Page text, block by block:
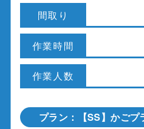
間取り
作業時間
作業人数
プラン：【SS】かごプ